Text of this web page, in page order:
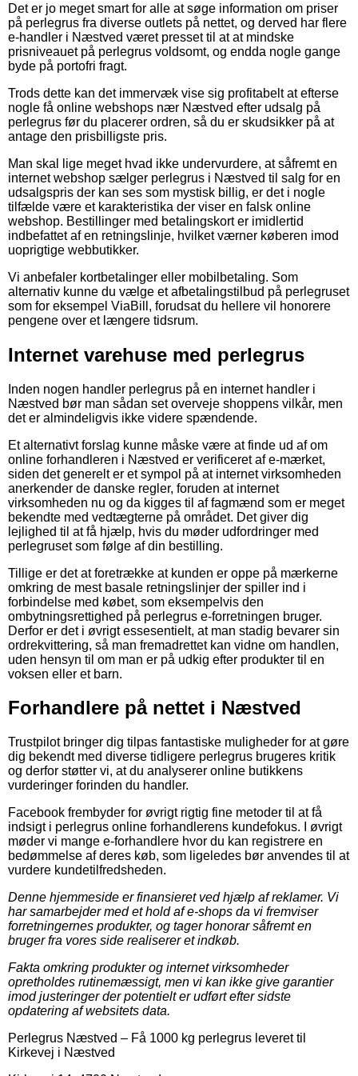
Det er jo meget smart for alle at søge information om priser
på perlegrus fra diverse outlets på nettet, og derved har flere
e-handler i Næstved været presset til at at mindske
prisniveauet på perlegrus voldsomt, og endda nogle gange
byde på portofri fragt.
Trods dette kan det immervæk vise sig profitabelt at efterse
nogle få online webshops nær Næstved efter udsalg på
perlegrus før du placerer ordren, så du er skudsikker på at
antage den prisbilligste pris.
Man skal lige meget hvad ikke undervurdere, at såfremt en
internet webshop sælger perlegrus i Næstved til salg for en
udsalgspris der kan ses som mystisk billig, er det i nogle
tilfælde være et karakteristika der viser en falsk online
webshop. Bestillinger med betalingskort er imidlertid
indbefattet af en retningslinje, hvilket værner køberen imod
uoprigtige webbutikker.
Vi anbefaler kortbetalinger eller mobilbetaling. Som
alternativ kunne du vælge et afbetalingstilbud på perlegruset
som for eksempel ViaBill, forudsat du hellere vil honorere
pengene over et længere tidsrum.
Internet varehuse med perlegrus
Inden nogen handler perlegrus på en internet handler i
Næstved bør man sådan set overveje shoppens vilkår, men
det er almindeligvis ikke videre spændende.
Et alternativt forslag kunne måske være at finde ud af om
online forhandleren i Næstved er verificeret af e-mærket,
siden det generelt er et sympol på at internet virksomheden
anerkender de danske regler, foruden at internet
virksomheden nu og da kigges til af fagmænd som er meget
bekendte med vedtægterne på området. Det giver dig
lejlighed til at få hjælp, hvis du møder udfordringer med
perlegruset som følge af din bestilling.
Tillige er det at foretrække at kunden er oppe på mærkerne
omkring de mest basale retningslinjer der spiller ind i
forbindelse med købet, som eksempelvis den
ombytningsrettighed på perlegrus e-forretningen bruger.
Derfor er det i øvrigt essesentielt, at man stadig bevarer sin
ordrekvittering, så man fremadrettet kan vidne om handlen,
uden hensyn til om man er på udkig efter produkter til en
voksen eller et barn.
Forhandlere på nettet i Næstved
Trustpilot bringer dig tilpas fantastiske muligheder for at gøre
dig bekendt med diverse tidligere perlegrus brugeres kritik
og derfor støtter vi, at du analyserer online butikkens
vurderinger forinden du handler.
Facebook frembyder for øvrigt rigtig fine metoder til at få
indsigt i perlegrus online forhandlerens kundefokus. I øvrigt
møder vi mange e-forhandlere hvor du kan registrere en
bedømmelse af deres køb, som ligeledes bør anvendes til at
vurdere kundetilfredsheden.
Denne hjemmeside er finansieret ved hjælp af reklamer. Vi
har samarbejder med et hold af e-shops da vi fremviser
forretningernes produkter, og tager honorar såfremt en
bruger fra vores side realiserer et indkøb.
Fakta omkring produkter og internet virksomheder
opretholdes rutinemæssigt, men vi kan ikke give garantier
imod justeringer der potentielt er udført efter sidste
opdatering af websitets data.
Perlegrus Næstved – Få 1000 kg perlegrus leveret til
Kirkevej i Næstved